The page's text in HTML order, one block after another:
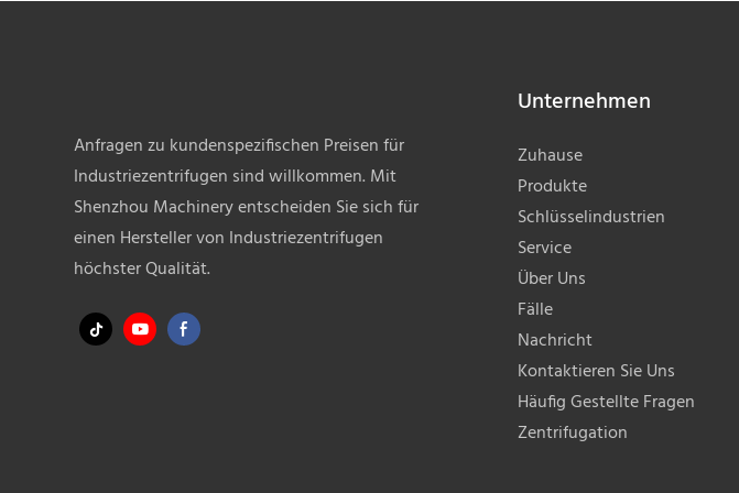
ist zudem wissenschaftlich fundiert und
Erscheinungsbild wurden von unseren
sorgfältig gestaltet. So können wir die
Anforderungen und Wünsche unserer
Kunden optimal erfüllen.
Anfragen zu kundenspezifischen Preisen für
Industriezentrifugen sind willkommen. Mit
Shenzhou Machinery entscheiden Sie sich für
einen Hersteller von Industriezentrifugen
höchster Qualität.
Unternehmen
Zuhause
Produkte
Schlüsselindustrien
Service
Über Uns
Fälle
Nachricht
Kontaktieren Sie Uns
Häufig Gestellte Fragen
Zentrifugation